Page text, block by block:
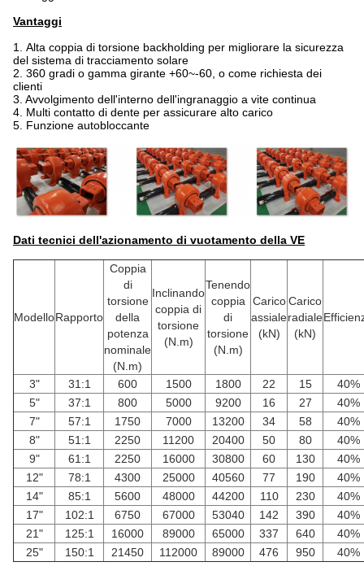
Vantaggi
1. Alta coppia di torsione backholding per migliorare la sicurezza
del sistema di tracciamento solare
2. 360 gradi o gamma girante +60~-60, o come richiesta dei
clienti
3. Avvolgimento dell'interno dell'ingranaggio a vite continua
4. Multi contatto di dente per assicurare alto carico
5. Funzione autobloccante
Dati tecnici dell'azionamento di vuotamento della VE
ModelloRapporto
Coppia
di
torsione
della
potenza
nominale
(N.m)
Inclinando
coppia di
torsione
(N.m)
Tenendo
coppia
di
torsione
(N.m)
Carico
assiale
(kN)
Carico
radiale
(kN)
3" 31:1 600 1500 1800 22 15
40%
5"
37:1 800 5000 9200 16 27
40%
7"
57:1 1750 7000 13200 34 58
40%
8"
51:1 2250 11200 20400 50 80
40%
9"
61:1 2250 16000 30800 60 130
40%
12"
78:1 4300 25000 40560 77 190
40%
14"
85:1 5600 48000 44200 110 230
40%
17"
102:1 6750 67000 53040 142 390
40%
21"
125:1 16000 89000 65000 337 640
40%
25"
150:1 21450 112000 89000 476 950 40%